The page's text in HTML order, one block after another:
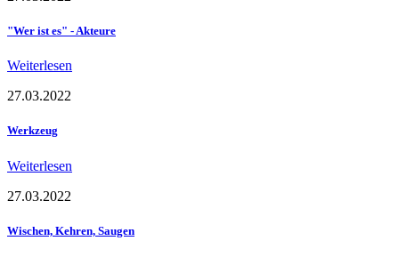
"Wer ist es" - Akteure
Weiterlesen
27.03.2022
Werkzeug
Weiterlesen
27.03.2022
Wischen, Kehren, Saugen